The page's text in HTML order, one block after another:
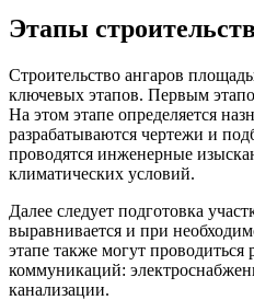
Этапы
Строительство ангаров
ключевых этапов. Первым
На этом этапе определяется
разрабатываются чертежи и
проводятся инженерные
климатических условий.
Далее следует подготовка
выравнивается и при
этапе также могут проводиться
коммуникаций:
канализации.